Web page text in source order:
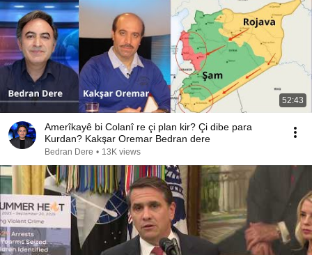
52:43
Amerîkayê bi Colanî re çi plan kir? Çi dibe para
Kurdan? Kakşar Oremar Bedran dere
Bedran Dere • 13K views